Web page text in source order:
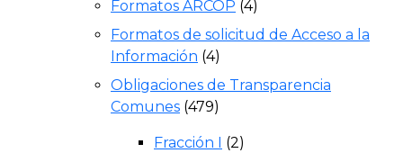
Formatos ARCOP (4)
Formatos de solicitud de Acceso a la
Información (4)
Obligaciones de Transparencia
Comunes (479)
Fracción I (2)